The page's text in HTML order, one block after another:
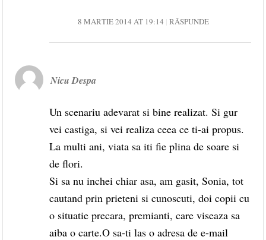
8 MARTIE 2014 AT 19:14 RĂSPUNDE
Nicu Despa
Un scenariu adevarat si bine realizat. Si gur
vei castiga, si vei realiza ceea ce ti-ai propus.
La multi ani, viata sa iti fie plina de soare si
de flori.
Si sa nu inchei chiar asa, am gasit, Sonia, tot
cautand prin prieteni si cunoscuti, doi copii cu
o situatie precara, premianti, care viseaza sa
aiba o carte.O sa-ti las o adresa de e-mail